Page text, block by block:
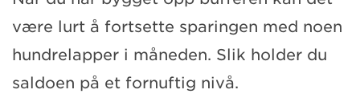
være lurt å fortsette sparingen med noen
hundrelapper i måneden. Slik holder du
saldoen på et fornuftig nivå.